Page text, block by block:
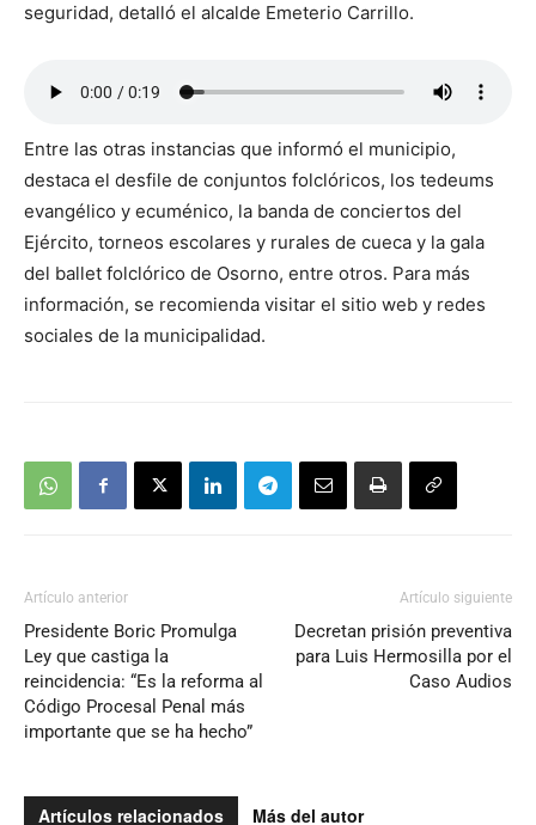
seguridad, detalló el alcalde Emeterio Carrillo.
Entre las otras instancias que informó el municipio,
destaca el desfile de conjuntos folclóricos, los tedeums
evangélico y ecuménico, la banda de conciertos del
Ejército, torneos escolares y rurales de cueca y la gala
del ballet folclórico de Osorno, entre otros. Para más
información, se recomienda visitar el sitio web y redes
sociales de la municipalidad.
Artículo anterior
Presidente Boric Promulga
Ley que castiga la
reincidencia: “Es la reforma al
Código Procesal Penal más
importante que se ha hecho”
Artículo siguiente
Decretan prisión preventiva
para Luis Hermosilla por el
Caso Audios
Artículos relacionados Más del autor